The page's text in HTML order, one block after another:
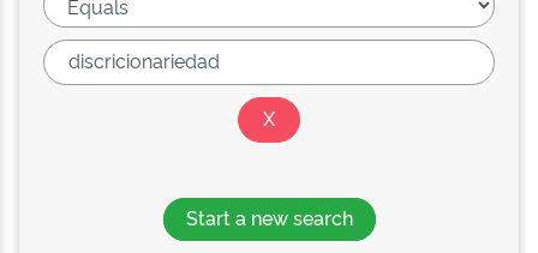
Start a new search